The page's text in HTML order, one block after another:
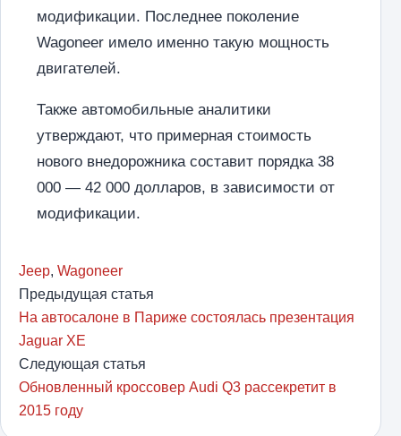
модификации. Последнее поколение
Wagoneer имело именно такую мощность
двигателей.
Также автомобильные аналитики
утверждают, что примерная стоимость
нового внедорожника составит порядка 38
000 — 42 000 долларов, в зависимости от
модификации.
Jeep, Wagoneer
Предыдущая статья
На автосалоне в Париже состоялась презентация
Jaguar XE
Следующая статья
Обновленный кроссовер Audi Q3 рассекретит в
2015 году